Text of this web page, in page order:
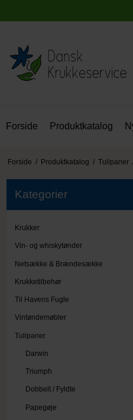
Forside Produktkatalog
Forside / Produktkatalog / Tulipaner
Kategorier
Krukker
Vin- og whiskytønder
Netsække & Brændesække
Krukketilbehør
Til Havens Fugle
Vintøndemøbler
Tulipaner
Darwin
Triumph
Dobbelt / Fyldte
Papegøje